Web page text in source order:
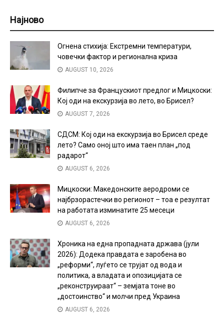
Најново
Огнена стихија: Екстремни температури,
човечки фактор и регионална криза
AUGUST 10, 2026
Филипче за Францускиот предлог и Мицкоски:
Кој оди на екскурзија во лето, во Брисел?
AUGUST 7, 2026
СДСМ: Кој оди на екскурзија во Брисел среде
лето? Само оној што има таен план „под
радарот“
AUGUST 6, 2026
Мицкоски: Македонските аеродроми се
најбрзорастечки во регионот – тоа е резултат
на работата изминатите 25 месеци
AUGUST 6, 2026
Хроника на една пропадната држава (јули
2026): Додека правдата е заробена во
„реформи“, луѓето се трујат од вода и
политика, а владата и опозицијата се
„реконструираат“ – земјата тоне во
„достоинство“ и молчи пред Украина
AUGUST 6, 2026